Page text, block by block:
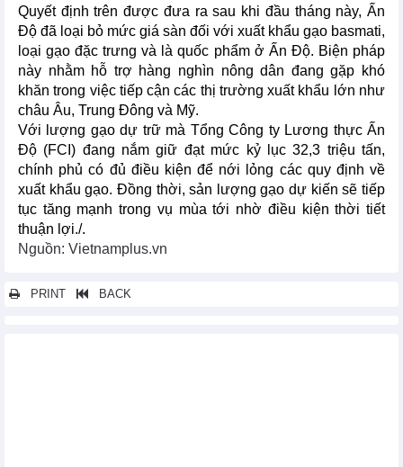
Quyết định trên được đưa ra sau khi đầu tháng này, Ấn
Độ đã loại bỏ mức giá sàn đối với xuất khẩu gạo basmati,
loại gạo đặc trưng và là quốc phẩm ở Ấn Độ. Biện pháp
này nhằm hỗ trợ hàng nghìn nông dân đang gặp khó
khăn trong việc tiếp cận các thị trường xuất khẩu lớn như
châu Âu, Trung Đông và Mỹ.
Với lượng gạo dự trữ mà Tổng Công ty Lương thực Ấn
Độ (FCI) đang nắm giữ đạt mức kỷ lục 32,3 triệu tấn,
chính phủ có đủ điều kiện để nới lỏng các quy định về
xuất khẩu gạo. Đồng thời, sản lượng gạo dự kiến sẽ tiếp
tục tăng mạnh trong vụ mùa tới nhờ điều kiện thời tiết
thuận lợi./.
Nguồn: Vietnamplus.vn
PRINT BACK